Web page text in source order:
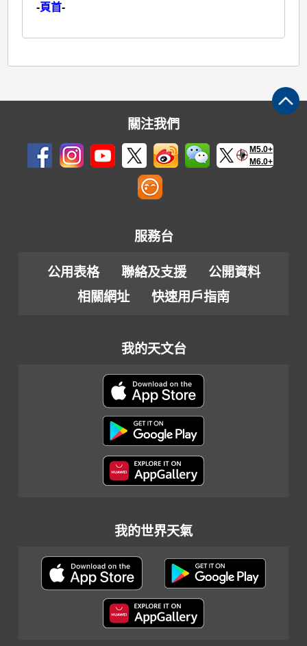
-頁首-
關注我們
M5.0+
M6.0+
服務台
公用表格 聯絡及支援
公開資料
相關網址
快速用戶指南
我的天文台
我的世界天氣